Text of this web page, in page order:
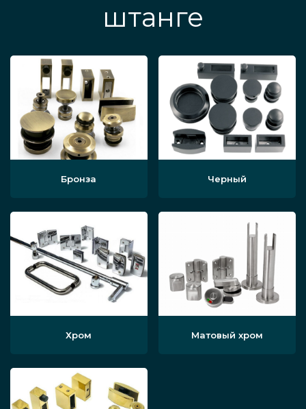
штанге
Бронза Черный
Хром Матовый хром